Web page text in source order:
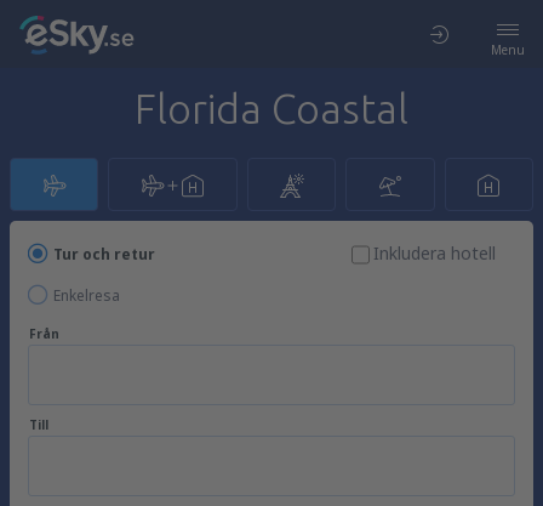
Menu
Florida Coastal
Tur och retur
Enkelresa
Inkludera hotell
Från
Till